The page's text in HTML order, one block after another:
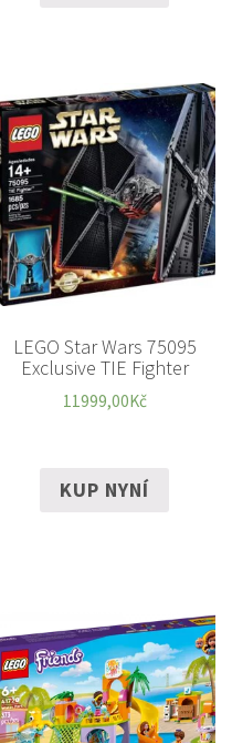
LEGO Star Wars 75095
Exclusive TIE Fighter
11999,00Kč
KUP NYNÍ